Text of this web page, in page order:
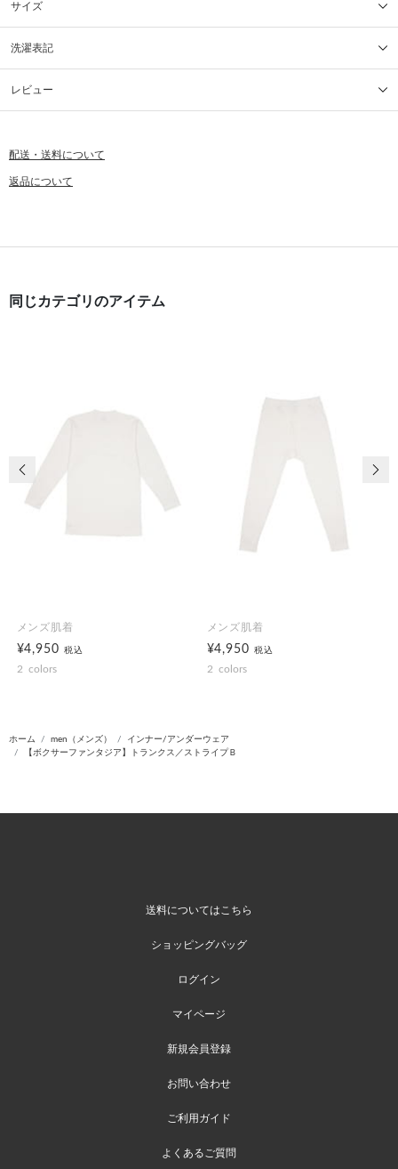
サイズ
洗濯表記
レビュー
配送・送料について
返品について
同じカテゴリのアイテム
メンズ肌着
¥4,950税込
2 colors
メンズ肌着
¥4,950税込
2 colors
前の画像
ホーム men（メンズ）
インナー/アンダーウェア
【ボクサーファンタジア】トランクス／ストライプＢ
送料についてはこちら
ショッピングバッグ
ログイン
マイページ
新規会員登録
お問い合わせ
ご利用ガイド
よくあるご質問